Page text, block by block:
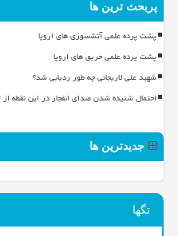
پربحث ترین ها
پشت پرده علمی آتشسوزی های اروپا
پشت پرده علمی حریق های اروپا
شهید علی لاریجانی چه طور ردیابی شد؟
احتمال شنیده شدن صدای انفجار در این نقطه از
جدیدترین ها
تگها